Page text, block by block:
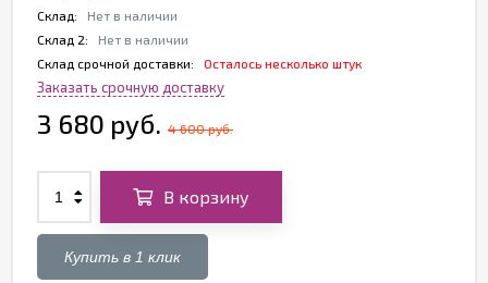
Склад:
Нет в наличии
Склад 2:
Нет в наличии
Склад срочной доставки:
Осталось несколько штук
Заказать срочную доставку
3 680 руб. 4 600 руб.
В корзину
Купить в 1 клик